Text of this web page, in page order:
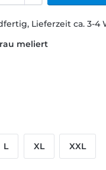
Lieferzeit ca. 3-4
meliert
L XL XXL